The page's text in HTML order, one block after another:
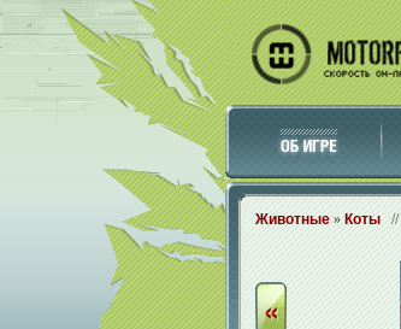
Животные » Коты //